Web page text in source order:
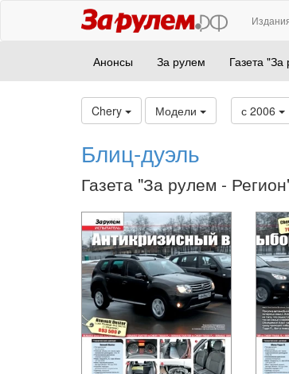
Анонсы За рулем Газета
Chery Модели с 2006
Блиц-дуэль
Газета "За рулем -